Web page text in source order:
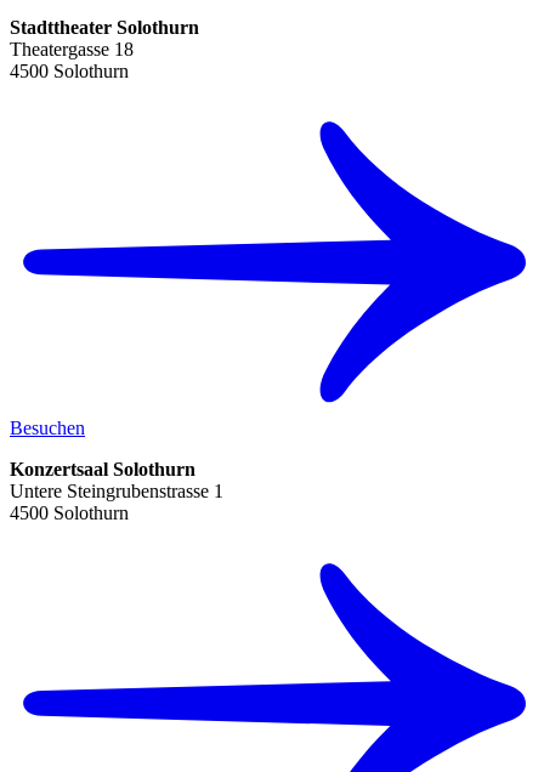
Stadttheater Solothurn
Theatergasse 18
4500 Solothurn
Besuchen
Konzertsaal Solothurn
Untere Steingrubenstrasse 1
4500 Solothurn